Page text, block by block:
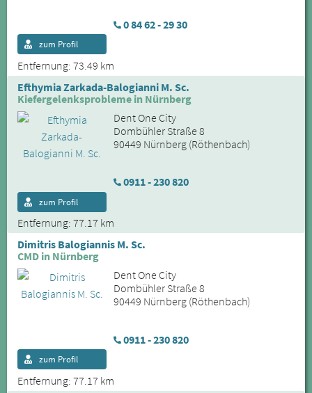
0 84 62 - 29 30
Entfernung: 73.49 km
zum Profil
Efthymia Zarkada-Balogianni M. Sc.
Kiefergelenksprobleme in Nürnberg
Dent One City
Dombühler Straße 8
90449 Nürnberg (Röthenbach)
0911 - 230 820
Entfernung: 77.17 km
zum Profil
Dimitris Balogiannis M. Sc.
CMD in Nürnberg
Dent One City
Dombühler Straße 8
90449 Nürnberg (Röthenbach)
0911 - 230 820
Entfernung: 77.17 km
zum Profil